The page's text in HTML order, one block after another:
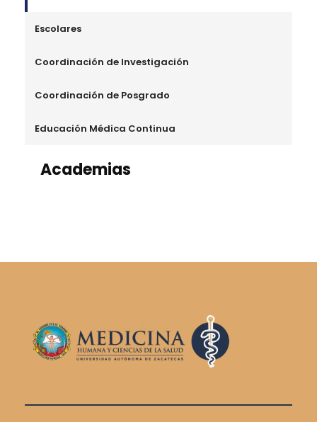
Escolares
Coordinación de Investigación
Coordinación de Posgrado
Educación Médica Continua
Academias